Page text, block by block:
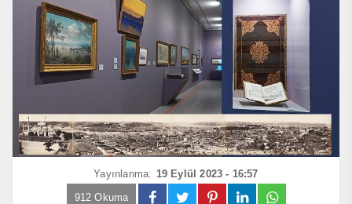
Yayınlanma: 19 Eylül 2023 - 16:57
912 Okuma